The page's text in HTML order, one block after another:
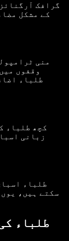
گرافک
کے مشکل
منی
وقفوں
طلباء
کچھ طلباء
زبانی
طلباء
سکتے ہیں،